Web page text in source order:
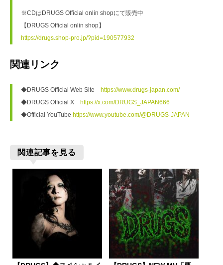
※CDはDRUGS Official onlin shopにて販売中
【DRUGS Official onlin shop】
https://drugs.shop-pro.jp/?pid=190577932
関連リンク
◆DRUGS Official Web Site https://www.drugs-japan.com/
◆DRUGS Official X https://x.com/DRUGS_JAPAN666
◆Official YouTube https://www.youtube.com/@DRUGS-JAPAN
関連記事を見る